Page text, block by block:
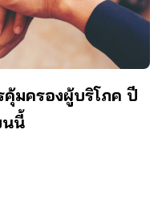
คุ้มครองผู้บริโภค ปี
นนี้